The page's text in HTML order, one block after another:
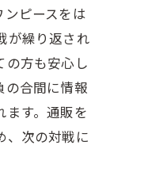
ピースをは
が繰り返され
の方も安心し
の合間に情報
ます。通販を
、次の対戦に